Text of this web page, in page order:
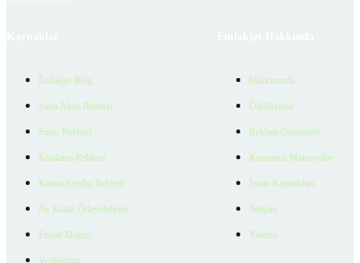
Emlakjet Blog
Satın Alma Rehberi
Satıcı Rehberi
Kiralama Rehberi
Konut Kredisi Rehberi
Ne Kadar Ödeyebilirim
Emlak Değeri
Hakkımızda
Ödüllerimiz
Reklam Çözümleri
Kurumsal Materyaller
İnsan Kaynakları
İletişim
Yardım